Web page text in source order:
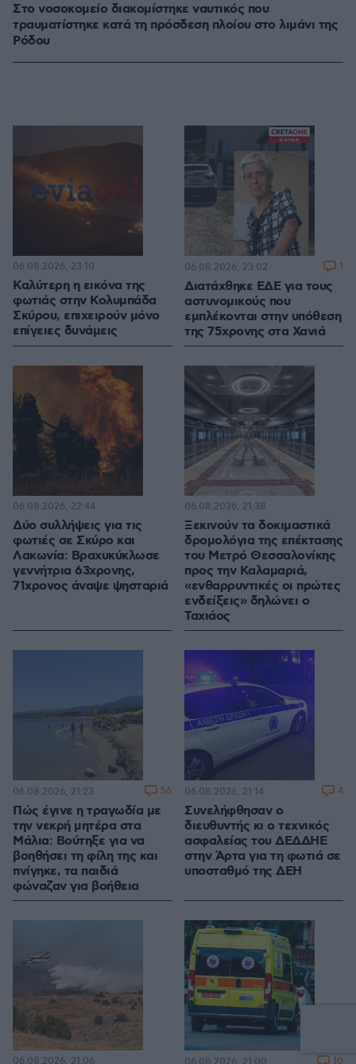
Στο νοσοκομείο διακομίστηκε ναυτικός που
τραυματίστηκε κατά τη πρόσδεση πλοίου στο λιμάνι της
Ρόδου
Καλύτερη η εικόνα της
φωτιάς στην Κολυμπάδα
Σκύρου, επιχειρούν μόνο
επίγειες δυνάμεις
06.08.2026, 23:10
Διατάχθηκε ΕΔΕ για τους
αστυνομικούς που
εμπλέκονται στην υπόθεση
της 75χρονης στα Χανιά
06.08.2026, 23:02 1
Δύο συλλήψεις για τις
φωτιές σε Σκύρο και
Λακωνία: Βραχυκύκλωσε
γεννήτρια 63χρονης,
71χρονος άναψε ψησταριά
06.08.2026, 22:44
Ξεκινούν τα δοκιμαστικά
δρομολόγια της επέκτασης
του Μετρό Θεσσαλονίκης
προς την Καλαμαριά,
«ενθαρρυντικές οι πρώτες
ενδείξεις» δηλώνει ο
Ταχιάος
06.08.2026, 21:38
Πώς έγινε η τραγωδία με
την νεκρή μητέρα στα
Μάλια: Βούτηξε για να
βοηθήσει τη φίλη της και
πνίγηκε, τα παιδιά
φώναζαν για βοήθεια
06.08.2026, 21:23 56
Συνελήφθησαν ο
διευθυντής κι ο τεχνικός
ασφαλείας του ΔΕΔΔΗΕ
στην Άρτα για τη φωτιά σε
υποσταθμό της ΔΕΗ
06.08.2026, 21:14 4
06.08.2026, 21:06 10